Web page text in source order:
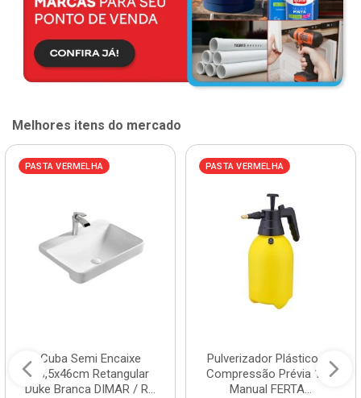
Melhores itens do mercado
PASTA VERMELHA
Cuba Semi Encaixe
58,5x46cm Retangular
Duke Branca DIMAR / R...
PASTA VERMELHA
Pulverizador Plástico de
Compressão Prévia 1,5L
Manual FERTA...